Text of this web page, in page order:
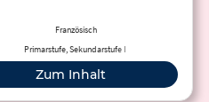
sie wieder trennen, indem zu
beide Kärtchen klickst.
Französisch
Primarstufe, Sekundarstufe I
Zum Inhalt